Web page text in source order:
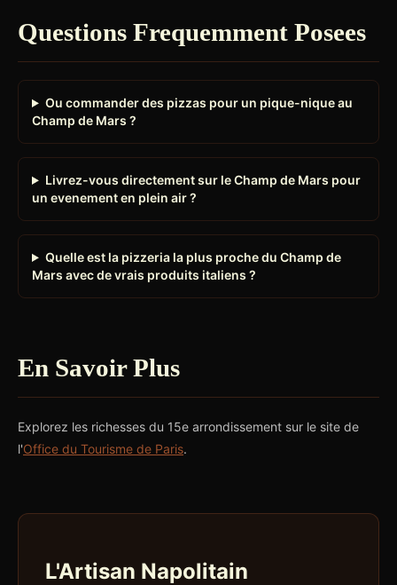
Questions Frequemment Posees
Ou commander des pizzas pour un pique-nique au
Champ de Mars ?
Livrez-vous directement sur le Champ de Mars pour
un evenement en plein air ?
Quelle est la pizzeria la plus proche du Champ de
Mars avec de vrais produits italiens ?
En Savoir Plus
Explorez les richesses du 15e arrondissement sur le site de
l'Office du Tourisme de Paris.
L'Artisan Napolitain